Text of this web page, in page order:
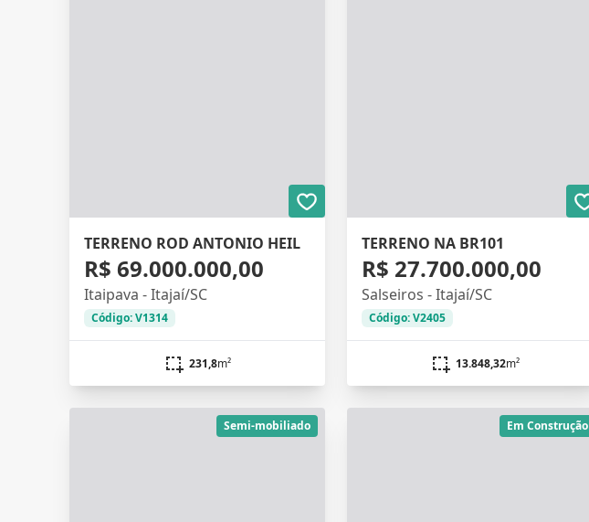
TERRENO ROD ANTONIO HEIL
R$ 69.000.000,00
Itaipava - Itajaí/SC
Código: V1314
231,8m²
TERRENO NA BR101
R$ 27.700.000,00
Salseiros - Itajaí/SC
Código: V2405
13.848,32m²
Semi-mobiliado Em Construção